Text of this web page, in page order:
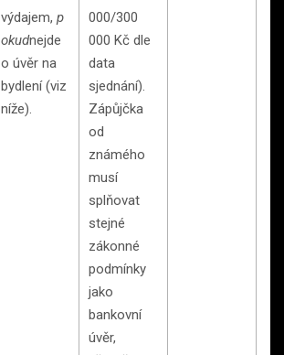
výdajem, p
okudnejde
o úvěr na
bydlení (viz
níže).
000/300
000 Kč dle
data
sjednání).
Zápůjčka
od
známého
musí
splňovat
stejné
zákonné
podmínky
jako
bankovní
úvěr,